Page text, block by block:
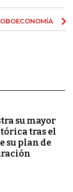
su mayor
tras el
su plan de